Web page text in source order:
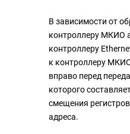
В зависимости от
контроллеру МКИО
контроллеру
к контроллеру
вправо перед
которого
смещения
адреса.